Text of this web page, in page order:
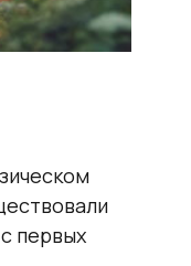
первых